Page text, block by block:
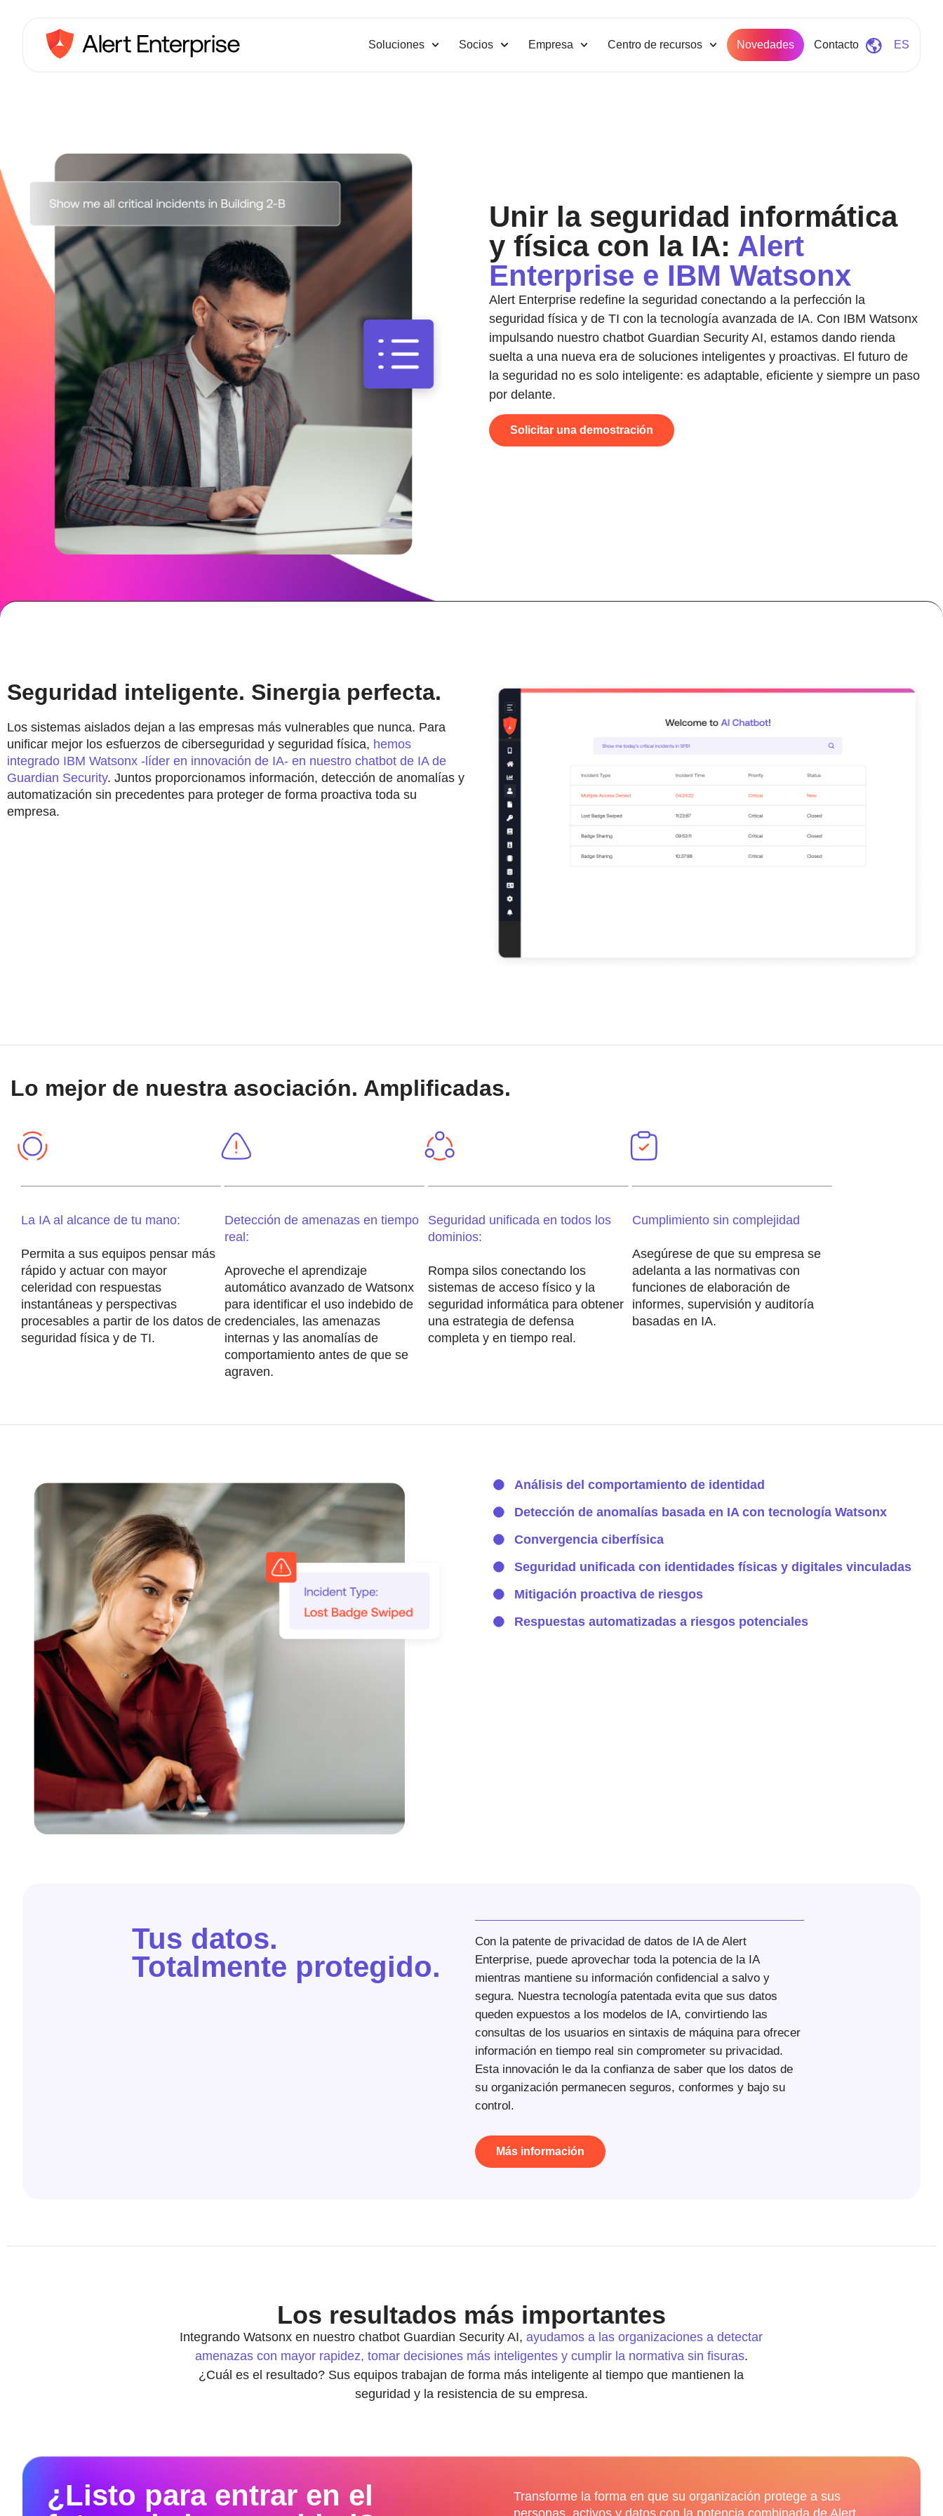
Soluciones Socios Empresa Centro de recursos Novedades Contacto ES
Unir la seguridad informática
y física con la IA: Alert
Enterprise e IBM Watsonx
Alert Enterprise redefine la seguridad conectando a la perfección la
seguridad física y de TI con la tecnología avanzada de IA. Con IBM Watsonx
impulsando nuestro chatbot Guardian Security AI, estamos dando rienda
suelta a una nueva era de soluciones inteligentes y proactivas. El futuro de
la seguridad no es solo inteligente: es adaptable, eficiente y siempre un paso
por delante.
Solicitar una demostración
Seguridad inteligente. Sinergia perfecta.
Los sistemas aislados dejan a las empresas más vulnerables que nunca. Para
unificar mejor los esfuerzos de ciberseguridad y seguridad física, hemos
integrado IBM Watsonx -líder en innovación de IA- en nuestro chatbot de IA de
Guardian Security. Juntos proporcionamos información, detección de anomalías y
automatización sin precedentes para proteger de forma proactiva toda su
empresa.
Lo mejor de nuestra asociación. Amplificadas.
La IA al alcance de tu mano:
Permita a sus equipos pensar más
rápido y actuar con mayor
celeridad con respuestas
instantáneas y perspectivas
procesables a partir de los datos de
seguridad física y de TI.
Detección de amenazas en tiempo
real:
Aproveche el aprendizaje
automático avanzado de Watsonx
para identificar el uso indebido de
credenciales, las amenazas
internas y las anomalías de
comportamiento antes de que se
agraven.
Seguridad unificada en todos los
dominios:
Rompa silos conectando los
sistemas de acceso físico y la
seguridad informática para obtener
una estrategia de defensa
completa y en tiempo real.
Cumplimiento sin complejidad
Asegúrese de que su empresa se
adelanta a las normativas con
funciones de elaboración de
informes, supervisión y auditoría
basadas en IA.
Análisis del comportamiento de identidad
Detección de anomalías basada en IA con tecnología Watsonx
Convergencia ciberfísica
Seguridad unificada con identidades físicas y digitales vinculadas
Mitigación proactiva de riesgos
Respuestas automatizadas a riesgos potenciales
Tus datos.
Totalmente protegido.
Con la patente de privacidad de datos de IA de Alert
Enterprise, puede aprovechar toda la potencia de la IA
mientras mantiene su información confidencial a salvo y
segura. Nuestra tecnología patentada evita que sus datos
queden expuestos a los modelos de IA, convirtiendo las
consultas de los usuarios en sintaxis de máquina para ofrecer
información en tiempo real sin comprometer su privacidad.
Esta innovación le da la confianza de saber que los datos de
su organización permanecen seguros, conformes y bajo su
control.
Más información
Los resultados más importantes
Integrando Watsonx en nuestro chatbot Guardian Security AI,ayudamos a las organizaciones a detectar
amenazas con mayor rapidez, tomar decisiones más inteligentes y cumplir la normativa sin fisuras.
¿Cuál es el resultado? Sus equipos trabajan de forma más inteligente al tiempo que mantienen la
seguridad y la resistencia de su empresa.
¿Listo para entrar en el
Transforme la forma en que su organización protege a sus
personas, activos y datos con la potencia combinada de Alert